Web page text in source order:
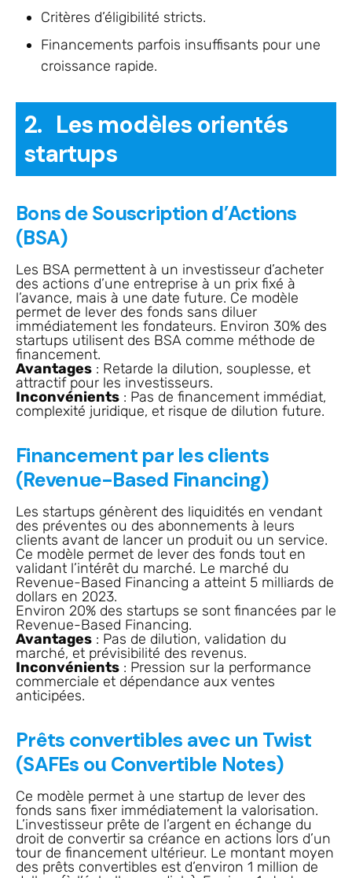
Critères d’éligibilité stricts.
Financements parfois insuffisants pour une
croissance rapide.
2. Les modèles orientés
startups
Bons de Souscription d’Actions
(BSA)
Les BSA permettent à un investisseur d’acheter
des actions d’une entreprise à un prix fixé à
l’avance, mais à une date future. Ce modèle
permet de lever des fonds sans diluer
immédiatement les fondateurs. Environ 30% des
startups utilisent des BSA comme méthode de
financement.
Avantages : Retarde la dilution, souplesse, et
attractif pour les investisseurs.
Inconvénients : Pas de financement immédiat,
complexité juridique, et risque de dilution future.
Financement par les clients
(Revenue-Based Financing)
Les startups génèrent des liquidités en vendant
des préventes ou des abonnements à leurs
clients avant de lancer un produit ou un service.
Ce modèle permet de lever des fonds tout en
validant l’intérêt du marché. Le marché du
Revenue-Based Financing a atteint 5 milliards de
dollars en 2023.
Environ 20% des startups se sont financées par le
Revenue-Based Financing.
Avantages : Pas de dilution, validation du
marché, et prévisibilité des revenus.
Inconvénients : Pression sur la performance
commerciale et dépendance aux ventes
anticipées.
Prêts convertibles avec un Twist
(SAFEs ou Convertible Notes)
Ce modèle permet à une startup de lever des
fonds sans fixer immédiatement la valorisation.
L’investisseur prête de l’argent en échange du
droit de convertir sa créance en actions lors d’un
tour de financement ultérieur. Le montant moyen
des prêts convertibles est d’environ 1 million de